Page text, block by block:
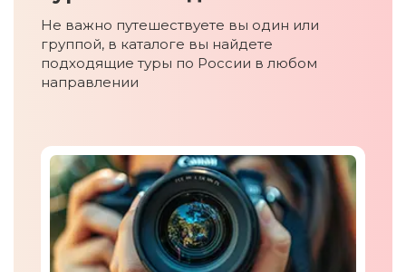
Не важно путешествуете вы один или
группой, в каталоге вы найдете
подходящие туры по России в любом
направлении